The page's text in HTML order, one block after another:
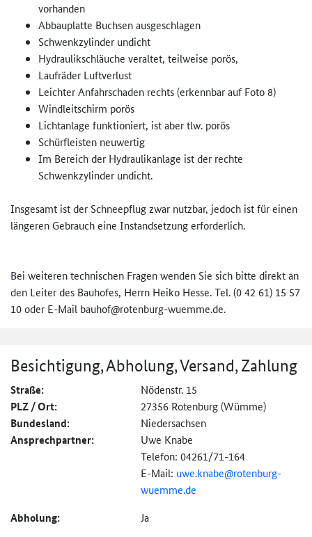
vorhanden
Abbauplatte Buchsen ausgeschlagen
Schwenkzylinder undicht
Hydraulikschläuche veraltet, teilweise porös,
Laufräder Luftverlust
Leichter Anfahrschaden rechts (erkennbar auf Foto 8)
Windleitschirm porös
Lichtanlage funktioniert, ist aber tlw. porös
Schürfleisten neuwertig
Im Bereich der Hydraulikanlage ist der rechte
Schwenkzylinder undicht.
Insgesamt ist der Schneepflug zwar nutzbar, jedoch ist für einen
längeren Gebrauch eine Instandsetzung erforderlich.
Bei weiteren technischen Fragen wenden Sie sich bitte direkt an
den Leiter des Bauhofes, Herrn Heiko Hesse. Tel. (0 42 61) 15 57
10 oder E-Mail bauhof@rotenburg-wuemme.de.
Besichtigung, Abholung, Versand, Zahlung
Straße: Nödenstr. 15
PLZ / Ort: 27356 Rotenburg (Wümme)
Bundesland: Niedersachsen
Ansprechpartner:
Uwe Knabe
Telefon: 04261/71-164
E-Mail: uwe.knabe@rotenburg-
wuemme.de
Abholung: Ja